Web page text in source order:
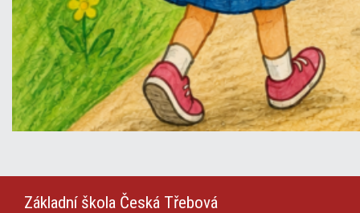
Základní škola Česká Třebová